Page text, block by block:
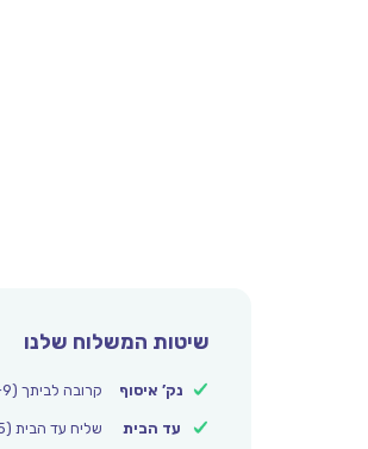
שיטות המשלוח שלנו
נק’ איסוף קרובה לביתך (6-9 ימי עסקים) – 16 ₪. הזמנות מעל 250 ₪ משלוח חינם.
עד הבית שליח עד הבית (3-5 ימי עסקים) – 24 ₪. הזמנות מעל 399 ₪ משלוח חינם.